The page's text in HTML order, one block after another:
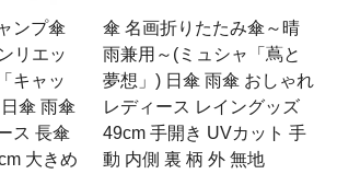
ンプ傘
リエッ
キャッ
傘 雨傘
ス 長傘
大きめ
傘 名画折りたたみ傘～晴
雨兼用～(ミュシャ「蔦と
夢想」) 日傘 雨傘 おしゃれ
レディース レイングッズ
49cm 手開き UVカット 手
動 内側 裏 柄 外 無地